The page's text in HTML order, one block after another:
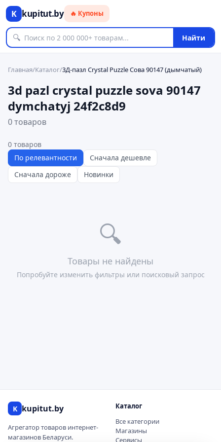
K kupitut.by 🔥 Купоны
🔍 Найти
Главная/Каталог/3Д-пазл Crystal Puzzle Сова 90147 (дымчатый)
3d pazl crystal puzzle sova 90147
dymchatyj 24f2c8d9
0 товаров
0 товаров
По релевантности
Сначала дешевле
Сначала дороже
Новинки
🔍
Товары не найдены
Попробуйте изменить фильтры или поисковый запрос
K kupitut.by
Агрегатор товаров интернет-
магазинов Беларуси.
Каталог
Все категории
Магазины
Сервисы